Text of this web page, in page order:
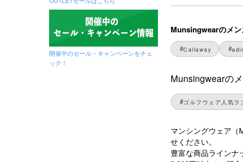
開催中のセール・キャンペーンをチェ
ック！
Munsingwearのメン
Callaway
Munsingwearの
ゴルフウェア人気ラ
マンシングウェア（
せください。
豊富な商品ラインナ